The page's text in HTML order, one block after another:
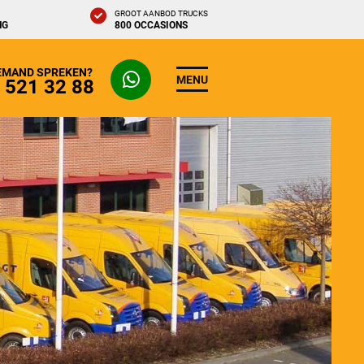
GROOT AANBOD TRUCKS
800 OCCASIONS
SPREKEN?
32 88 MENU